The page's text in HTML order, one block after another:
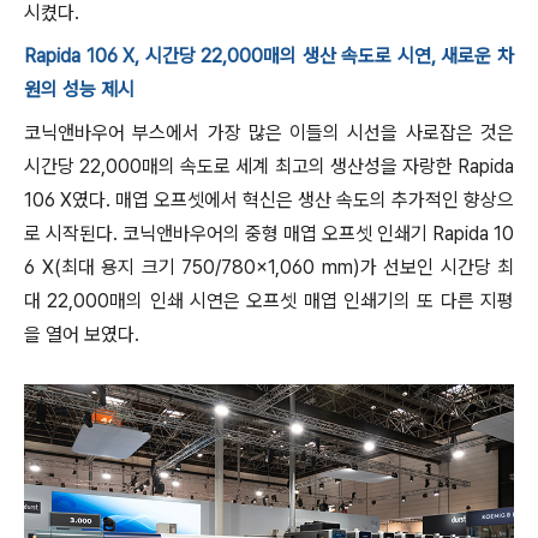
시켰다.
Rapida 106 X, 시간당 22,000매의 생산 속도로 시연, 새로운 차
원의 성능 제시
코닉앤바우어 부스에서 가장 많은 이들의 시선을 사로잡은 것은
시간당 22,000매의 속도로 세계 최고의 생산성을 자랑한 Rapida
106 X였다. 매엽 오프셋에서 혁신은 생산 속도의 추가적인 향상으
로 시작된다. 코닉앤바우어의 중형 매엽 오프셋 인쇄기 Rapida 10
6 X(최대 용지 크기 750/780×1,060 mm)가 선보인 시간당 최
대 22,000매의 인쇄 시연은 오프셋 매엽 인쇄기의 또 다른 지평
을 열어 보였다.